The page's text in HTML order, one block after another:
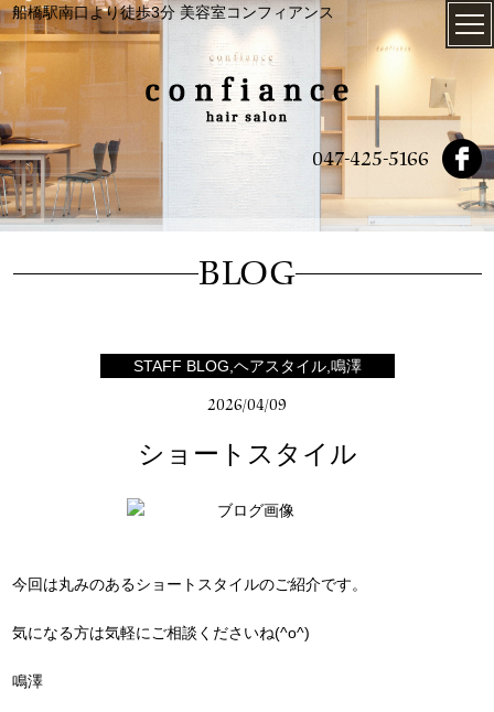
船橋駅南口より徒歩3分 美容室コンフィアンス
047-425-5166
BLOG
STAFF BLOG,ヘアスタイル,鳴澤
2026/04/09
ショートスタイル
今回は丸みのあるショートスタイルのご紹介です。
気になる方は気軽にご相談くださいね(^o^)
鳴澤